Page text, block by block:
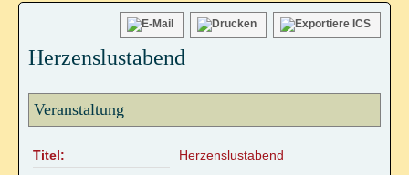
Online Tantra Kongress 2020
Online Sexualitätskongress
Hara meets Wombpower
Tantramassage als alternative Heilmethode?
Herzenslustabend
Veranstaltung
Titel:
Herzenslustabend